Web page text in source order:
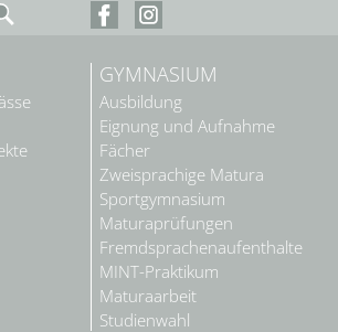
GYMNASIUM
Ausbildung
Eignung und Aufnahme
Fächer
Zweisprachige Matura
Sportgymnasium
Maturaprüfungen
Fremdsprachenaufenthalte
MINT-Praktikum
Maturaarbeit
Studienwahl